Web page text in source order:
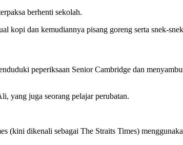
berhenti sekolah.
kopi dan kemudiannya pisang goreng serta snek-
peperiksaan Senior Cambridge dan
yang juga seorang pelajar perubatan.
dikenali sebagai The Straits Times)